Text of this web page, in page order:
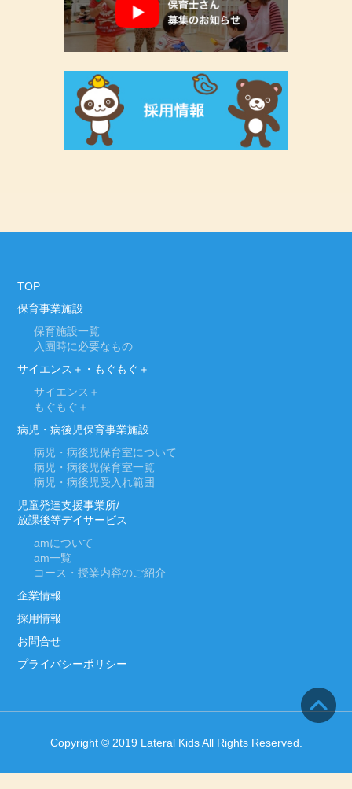
TOP
保育事業施設
保育施設一覧
入園時に必要なもの
サイエンス＋・もぐもぐ＋
サイエンス＋
もぐもぐ＋
病児・病後児保育事業施設
病児・病後児保育室について
病児・病後児保育室一覧
病児・病後児受入れ範囲
児童発達支援事業所/
放課後等デイサービス
amについて
am一覧
コース・授業内容のご紹介
企業情報
採用情報
お問合せ
プライバシーポリシー
Copyright © 2019 Lateral Kids All Rights Reserved.